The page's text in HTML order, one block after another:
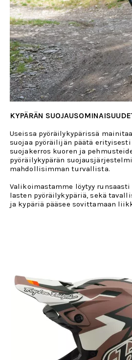
KYPÄRÄN
Useissa pyöräilykypärissä
suojaa pyöräilijän päätä
suojakerros kuoren ja
pyöräilykypärän
mahdollisimman turvallista.
Valikoimastamme löytyy
lasten pyöräilykypäriä, sekä
ja kypäriä pääsee sovittamaan